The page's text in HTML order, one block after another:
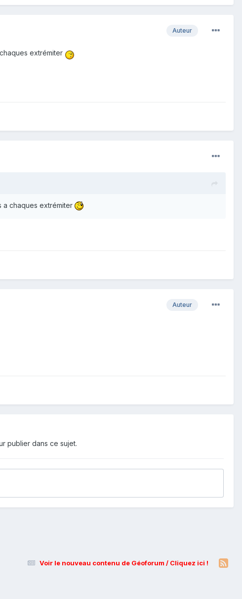
Auteur
extrémiter
a chaques extrémiter
Auteur
publier dans ce sujet.
Voir le nouveau contenu de Géoforum / Cliquez ici !